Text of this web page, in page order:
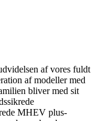
af vores fuldt
af modeller med
bliver med sit
MHEV plus-